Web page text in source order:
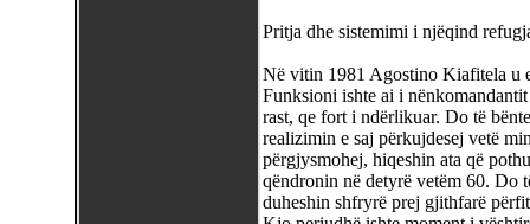
Pritja dhe sistemimi i njëqind
Në vitin 1981 Agostino Kiafitela u
Funksioni ishte ai i
rast, qe fort i ndërlikuar. Do të
realizimin e saj përkujdesej vetë
përgjysmohej, hiqeshin ata që
qëndronin në detyrë vetëm 60. Do
duheshin shfryrë prej gjithfarë